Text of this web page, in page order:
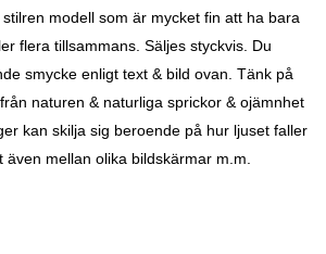
modell som är mycket fin att ha bara
flera tillsammans. Säljes styckvis. Du
smycke enligt text & bild ovan. Tänk på
naturen & naturliga sprickor & ojämnhet
kan skilja sig beroende på hur ljuset faller
mellan olika bildskärmar m.m.